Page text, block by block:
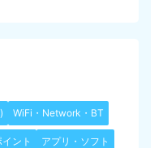
WiFi・Network・BT
ント アプリ・ソフト